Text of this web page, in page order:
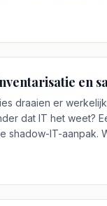
tussenlaag, u
en
draaien er
dat IT het weet?
shadow-IT-aanpak.
die u vooraf